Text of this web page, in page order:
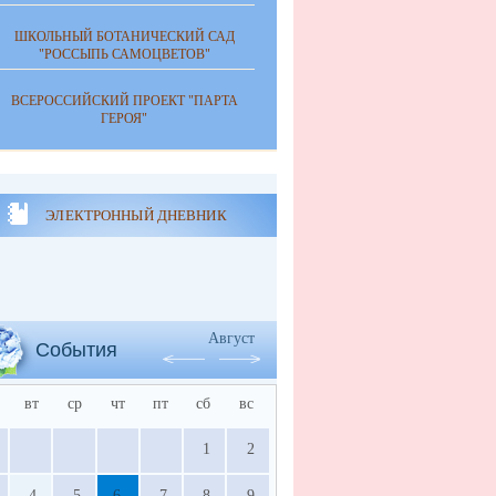
ШКОЛЬНЫЙ БОТАНИЧЕСКИЙ САД
"РОССЫПЬ САМОЦВЕТОВ"
ВСЕРОССИЙСКИЙ ПРОЕКТ "ПАРТА
ГЕРОЯ"
ЭЛЕКТРОННЫЙ ДНЕВНИК
События
Август
вт ср чт пт сб вс
1 2